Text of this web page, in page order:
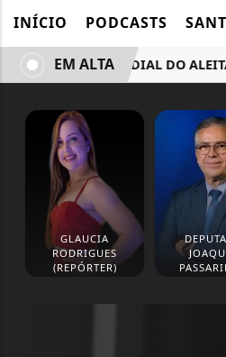
INÍCIO PODCASTS
SEMANA MUNDIAL DO
EM ALTA
GLAUCIA
RODRIGUES
(REPÓRTER)